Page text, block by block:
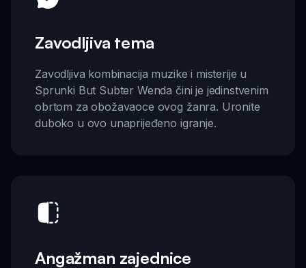
Zavodljiva tema
Zavodljiva kombinacija muzike i misterije u
Sprunki But Subter Wenda čini je jedinstvenim
obrtom za obožavaoce ovog žanra. Uronite
duboko u ovo unaprijeđeno igranje.
Angažman zajednice